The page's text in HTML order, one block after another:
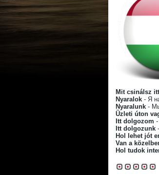
Mit csinálsz
Nyaralok - Я
Nyaralunk -
Üzleti úton
Itt dolgozom
Itt dolgozunk
Hol lehet jót
Van a
Hol tudok